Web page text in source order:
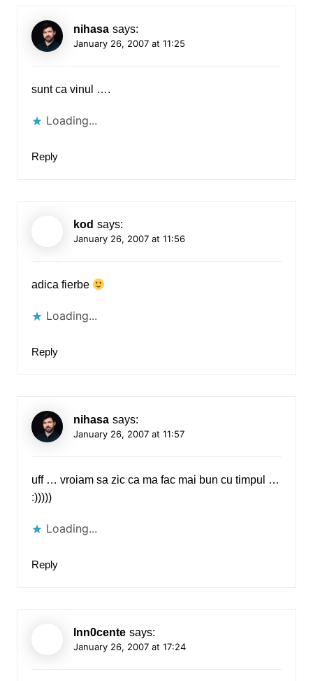
nihasa says:
January 26, 2007 at 11:25
sunt ca vinul ….
Loading...
Reply
kod says:
January 26, 2007 at 11:56
adica fierbe
Loading...
Reply
nihasa says:
January 26, 2007 at 11:57
uff … vroiam sa zic ca ma fac mai bun cu timpul …
:)))))
Loading...
Reply
Inn0cente says:
January 26, 2007 at 17:24